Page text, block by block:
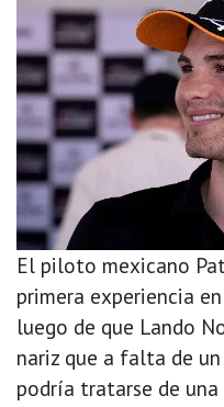
El piloto mexicano
primera experiencia
luego de que Lando
nariz que a falta de
podría tratarse de